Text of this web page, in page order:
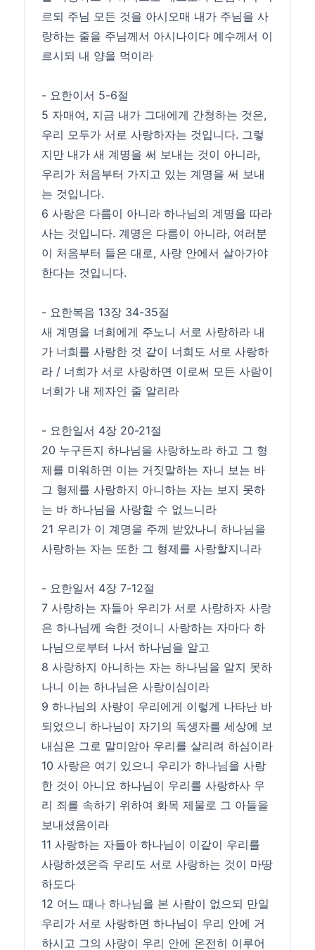
르되 주님 모든 것을 아시오매 내가 주님을 사
랑하는 줄을 주님께서 아시나이다 예수께서 이
르시되 내 양을 먹이라
- 요한이서 5-6절
5 자매여, 지금 내가 그대에게 간청하는 것은,
우리 모두가 서로 사랑하자는 것입니다. 그렇
지만 내가 새 계명을 써 보내는 것이 아니라,
우리가 처음부터 가지고 있는 계명을 써 보내
는 것입니다.
6 사랑은 다름이 아니라 하나님의 계명을 따라
사는 것입니다. 계명은 다름이 아니라, 여러분
이 처음부터 들은 대로, 사랑 안에서 살아가야
한다는 것입니다.
- 요한복음 13장 34-35절
새 계명을 너희에게 주노니 서로 사랑하라 내
가 너희를 사랑한 것 같이 너희도 서로 사랑하
라 / 너희가 서로 사랑하면 이로써 모든 사람이
너희가 내 제자인 줄 알리라
- 요한일서 4장 20-21절
20 누구든지 하나님을 사랑하노라 하고 그 형
제를 미워하면 이는 거짓말하는 자니 보는 바
그 형제를 사랑하지 아니하는 자는 보지 못하
는 바 하나님을 사랑할 수 없느니라
21 우리가 이 계명을 주께 받았나니 하나님을
사랑하는 자는 또한 그 형제를 사랑할지니라
- 요한일서 4장 7-12절
7 사랑하는 자들아 우리가 서로 사랑하자 사랑
은 하나님께 속한 것이니 사랑하는 자마다 하
나님으로부터 나서 하나님을 알고
8 사랑하지 아니하는 자는 하나님을 알지 못하
나니 이는 하나님은 사랑이심이라
9 하나님의 사랑이 우리에게 이렇게 나타난 바
되었으니 하나님이 자기의 독생자를 세상에 보
내심은 그로 말미암아 우리를 살리려 하심이라
10 사랑은 여기 있으니 우리가 하나님을 사랑
한 것이 아니요 하나님이 우리를 사랑하사 우
리 죄를 속하기 위하여 화목 제물로 그 아들을
보내셨음이라
11 사랑하는 자들아 하나님이 이같이 우리를
사랑하셨은즉 우리도 서로 사랑하는 것이 마땅
하도다
12 어느 때나 하나님을 본 사람이 없으되 만일
우리가 서로 사랑하면 하나님이 우리 안에 거
하시고 그의 사랑이 우리 안에 온전히 이루어